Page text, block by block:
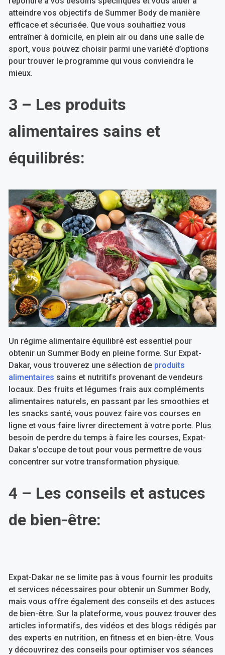
atteindre vos objectifs de Summer Body de manière
efficace et sécurisée. Que vous souhaitiez vous
entraîner à domicile, en plein air ou dans une salle de
sport, vous pouvez choisir parmi une variété d’options
pour trouver le programme qui vous conviendra le
mieux.
3 – Les produits
alimentaires sains et
équilibrés:
Un régime alimentaire équilibré est essentiel pour
obtenir un Summer Body en pleine forme. Sur Expat-
Dakar, vous trouverez une sélection de produits
alimentaires sains et nutritifs provenant de vendeurs
locaux. Des fruits et légumes frais aux compléments
alimentaires naturels, en passant par les smoothies et
les snacks santé, vous pouvez faire vos courses en
ligne et vous faire livrer directement à votre porte. Plus
besoin de perdre du temps à faire les courses, Expat-
Dakar s’occupe de tout pour vous permettre de vous
concentrer sur votre transformation physique.
4 – Les conseils et astuces
de bien-être:
Expat-Dakar ne se limite pas à vous fournir les produits
et services nécessaires pour obtenir un Summer Body,
mais vous offre également des conseils et des astuces
de bien-être. Sur la plateforme, vous pouvez trouver des
articles informatifs, des vidéos et des blogs rédigés par
des experts en nutrition, en fitness et en bien-être. Vous
y découvrirez des conseils pour optimiser vos séances